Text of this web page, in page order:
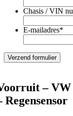
Chasis / VIN
E-mailadres*
– VW
Regensensor